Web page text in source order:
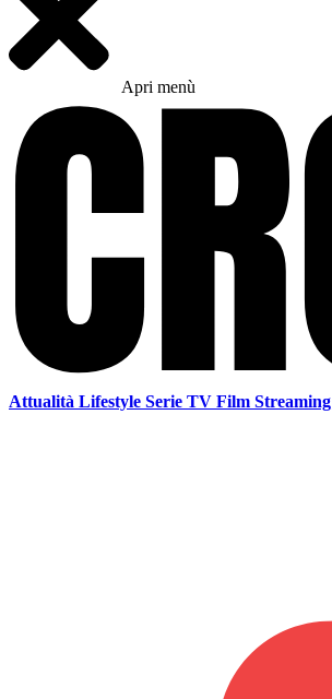
Apri menù
Attualità Lifestyle Serie TV Film Streaming